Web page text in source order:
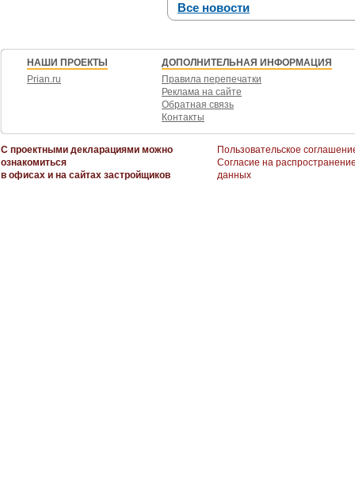
Все новости
НАШИ ПРОЕКТЫ
Prian.ru
ДОПОЛНИТЕЛЬНАЯ ИНФОРМАЦИЯ
Правила перепечатки
Реклама на сайте
Обратная связь
Контакты
С проектными декларациями можно
ознакомиться
в офисах и на сайтах застройщиков
Пользовательское
Согласие на
данных